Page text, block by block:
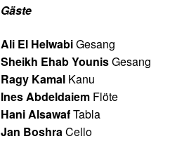
Gäste
Ali El HelwabiGesang
Sheikh Ehab YounisGesang
Ragy Kamal Kanu
Ines Abdeldaiem Flöte
Hani AlsawafTabla
Jan BoshraCello